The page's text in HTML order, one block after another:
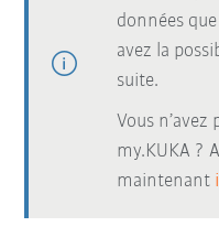
données
avez la
suite.
Vous
my.KUKA ?
maintenant